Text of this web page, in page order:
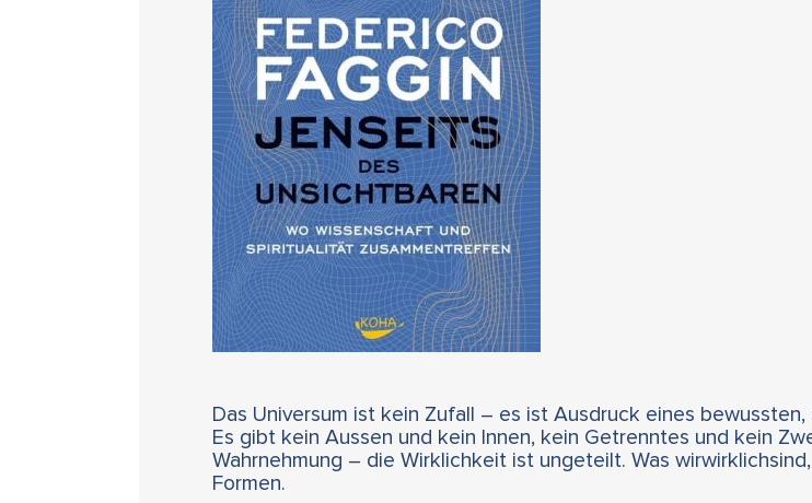
Das Universum ist kein Zufall – es ist Ausdruck eines bewussten,
Es gibt kein Aussen und kein Innen, kein Getrenntes und kein
Wahrnehmung – die Wirklichkeit ist ungeteilt. Was
Formen.